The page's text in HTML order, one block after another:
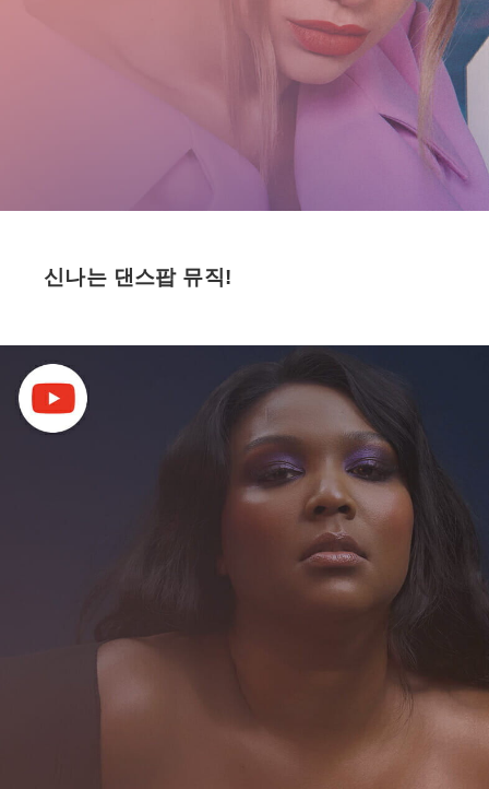
신나는 댄스팝 뮤직!